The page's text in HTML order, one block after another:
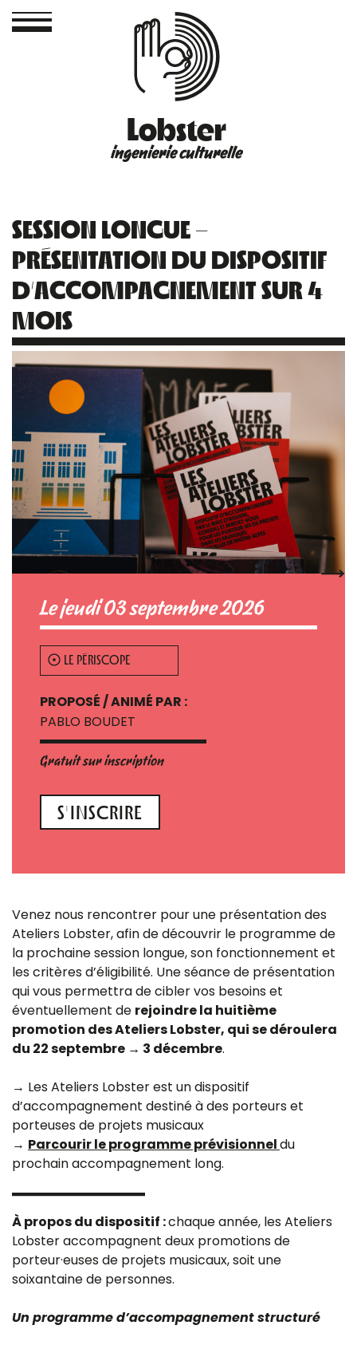
Lobster
ingenierie culturelle
SESSION LONGUE –
PRÉSENTATION DU DISPOSITIF
D’ACCOMPAGNEMENT SUR 4
MOIS
Le jeudi 03 septembre 2026
LE PÉRISCOPE
PROPOSÉ / ANIMÉ PAR :
PABLO BOUDET
Gratuit sur inscription
S'INSCRIRE
Venez nous rencontrer pour une présentation des
Ateliers Lobster, afin de découvrir le programme de
la prochaine session longue, son fonctionnement et
les critères d’éligibilité. Une séance de présentation
qui vous permettra de cibler vos besoins et
éventuellement de rejoindre la huitième
promotion des Ateliers Lobster, qui se déroulera
du 22 septembre → 3 décembre.
→ Les Ateliers Lobster est un dispositif
d’accompagnement destiné à des porteurs et
porteuses de projets musicaux
→ Parcourir le programme prévisionneldu
prochain accompagnement long.
À propos du dispositif :chaque année, les Ateliers
Lobster accompagnent deux promotions de
porteur·euses de projets musicaux, soit une
soixantaine de personnes.
Un programme d’accompagnement structuré